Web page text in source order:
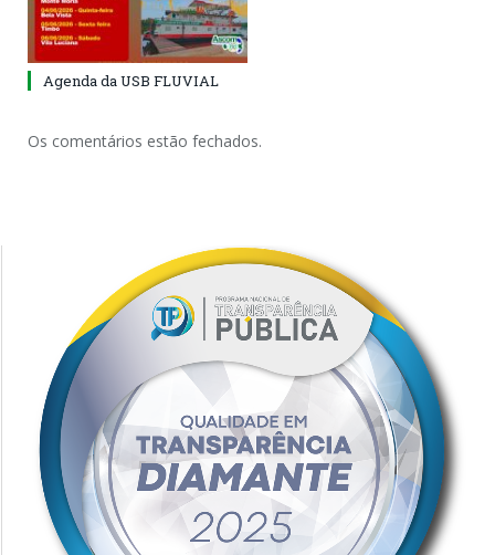
Agenda da USB FLUVIAL
Os comentários estão fechados.